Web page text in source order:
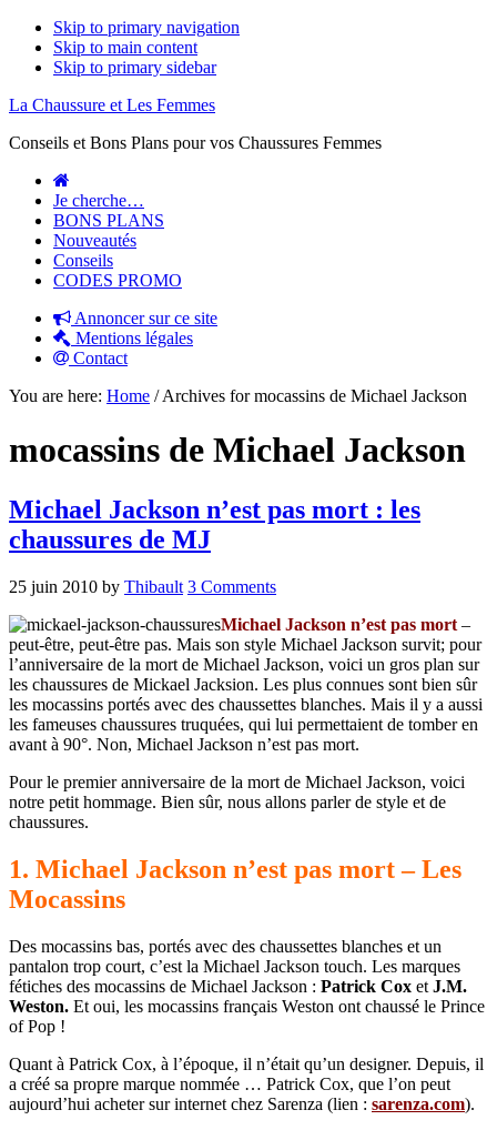
Skip to primary navigation
Skip to main content
Skip to primary sidebar
La Chaussure et Les Femmes
Conseils et Bons Plans pour vos Chaussures Femmes
Je cherche…
BONS PLANS
Nouveautés
Conseils
CODES PROMO
Annoncer sur ce site
Mentions légales
Contact
You are here: Home /Archives for mocassins de Michael Jackson
mocassins de Michael Jackson
Michael Jackson n’est pas mort : les
chaussures de MJ
25 juin 2010 by Thibault 3 Comments
Michael Jackson n’est pas mort –
peut-être, peut-être pas. Mais son style Michael Jackson survit; pour
l’anniversaire de la mort de Michael Jackson, voici un gros plan sur
les chaussures de Mickael Jacksion. Les plus connues sont bien sûr
les mocassins portés avec des chaussettes blanches. Mais il y a aussi
les fameuses chaussures truquées, qui lui permettaient de tomber en
avant à 90°. Non, Michael Jackson n’est pas mort.
Pour le premier anniversaire de la mort de Michael Jackson, voici
notre petit hommage. Bien sûr, nous allons parler de style et de
chaussures.
1. Michael Jackson n’est pas mort – Les
Mocassins
Des mocassins bas, portés avec des chaussettes blanches et un
pantalon trop court, c’est la Michael Jackson touch. Les marques
fétiches des mocassins de Michael Jackson : Patrick Cox et J.M.
Weston. Et oui, les mocassins français Weston ont chaussé le Prince
of Pop !
Quant à Patrick Cox, à l’époque, il n’était qu’un designer. Depuis, il
a créé sa propre marque nommée … Patrick Cox, que l’on peut
aujourd’hui acheter sur internet chez Sarenza (lien : sarenza.com).